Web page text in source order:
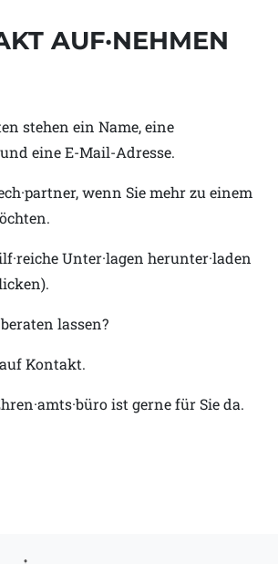
AUF·NEHMEN
stehen ein Name, eine
eine E-Mail-Adresse.
wenn Sie mehr zu einem
Unter·lagen herunter·laden
lassen?
Kontakt.
ist gerne für Sie da.